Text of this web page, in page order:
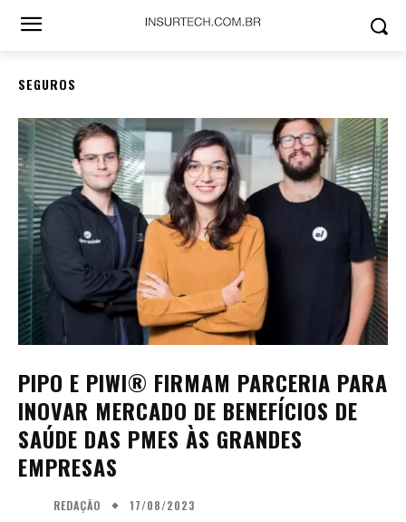
SEGUROS
PIPO E PIWI® FIRMAM PARCERIA PARA
INOVAR MERCADO DE BENEFÍCIOS DE
SAÚDE DAS PMES ÀS GRANDES
EMPRESAS
REDAÇÃO 17/08/2023